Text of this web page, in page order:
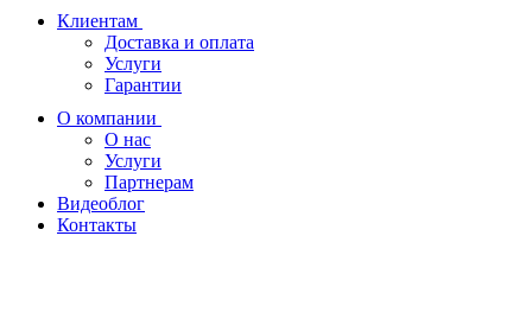
Клиентам
Доставка и оплата
Услуги
Гарантии
О компании
О нас
Услуги
Партнерам
Видеоблог
Контакты